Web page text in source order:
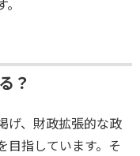
？
げ、財政拡張的な政
目指しています。そ